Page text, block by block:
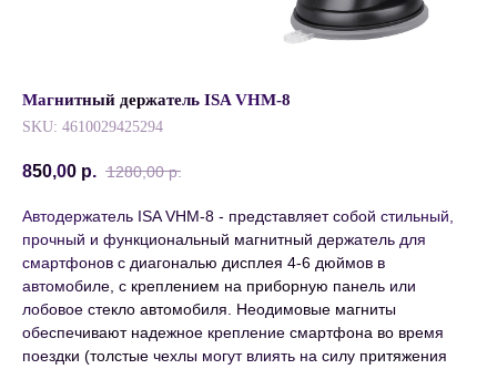
Магнитный держатель ISA VHM-8
SKU: 4610029425294
850,00 р. 1280,00 р.
Автодержатель ISA VHM-8 - представляет собой стильный,
прочный и функциональный магнитный держатель для
смартфонов с диагональю дисплея 4-6 дюймов в
автомобиле, с креплением на приборную панель или
лобовое стекло автомобиля. Неодимовые магниты
обеспечивают надежное крепление смартфона во время
поездки (толстые чехлы могут влиять на силу притяжения